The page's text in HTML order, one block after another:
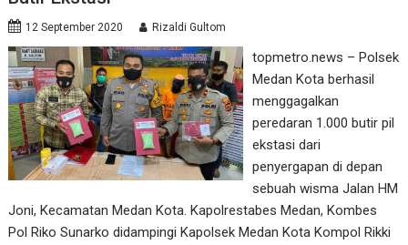
12 September 2020 Rizaldi Gultom
topmetro.news – Polsek
Medan Kota berhasil
menggagalkan
peredaran 1.000 butir pil
ekstasi dari
penyergapan di depan
sebuah wisma Jalan HM
Joni, Kecamatan Medan Kota. Kapolrestabes Medan, Kombes
Pol Riko Sunarko didampingi Kapolsek Medan Kota Kompol Rikki